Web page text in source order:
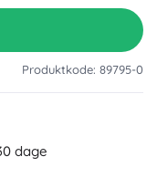
Produktkode: 89795-0
dage